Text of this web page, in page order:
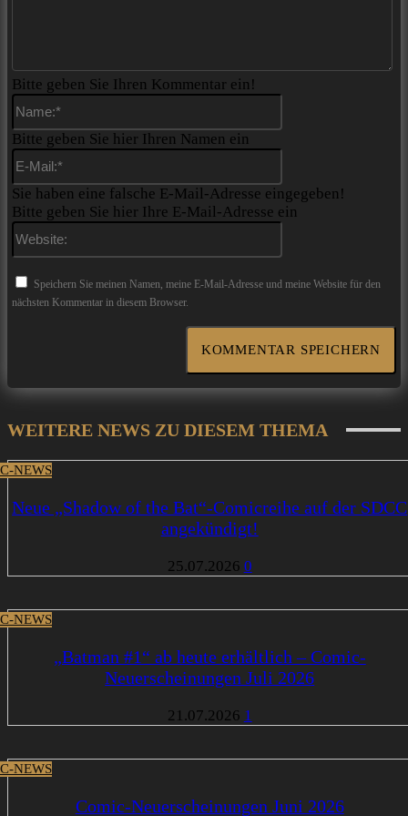
Bitte geben Sie Ihren Kommentar ein!
Bitte geben Sie hier Ihren Namen ein
Sie haben eine falsche E-Mail-Adresse eingegeben!
Bitte geben Sie hier Ihre E-Mail-Adresse ein
Speichern Sie meinen Namen, meine E-Mail-Adresse und meine Website für den
nächsten Kommentar in diesem Browser.
WEITERE NEWS ZU DIESEM THEMA
NEWS
Neue „Shadow of the Bat“-Comicreihe auf der SDCC
angekündigt!
25.07.2026 0
NEWS
„Batman #1“ ab heute erhältlich – Comic-
Neuerscheinungen Juli 2026
21.07.2026 1
NEWS
Comic-Neuerscheinungen Juni 2026